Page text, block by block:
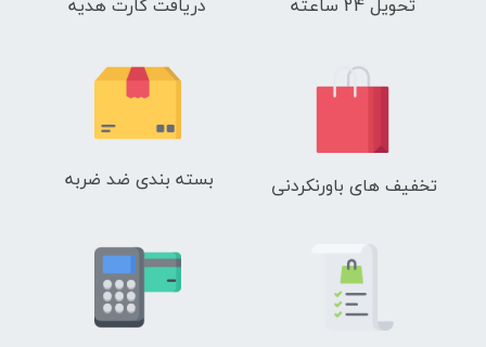
تخفیف های باورنکردنی بسته بندی ضد ضربه